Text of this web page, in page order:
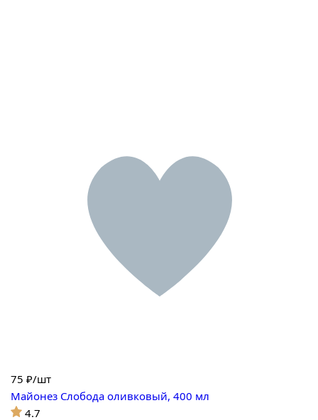
75 ₽/шт
Майонез Слобода оливковый, 400 мл
4.7